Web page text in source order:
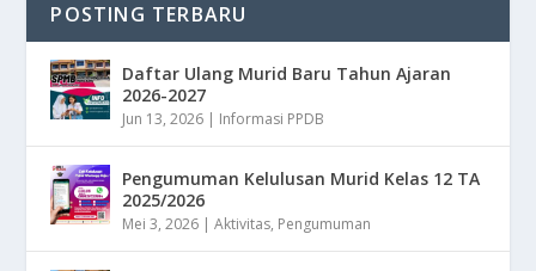
POSTING TERBARU
Daftar Ulang Murid Baru Tahun Ajaran
2026-2027
Jun 13, 2026 | Informasi PPDB
Pengumuman Kelulusan Murid Kelas 12 TA
2025/2026
Mei 3, 2026 |Aktivitas, Pengumuman